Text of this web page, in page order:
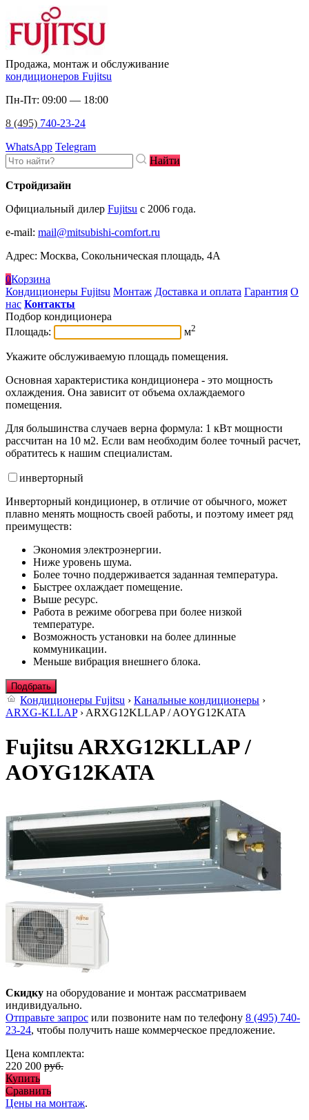
Продажа, монтаж и обслуживание
кондиционеров Fujitsu
Пн-Пт: 09:00 — 18:00
8 (495) 740-23-24
WhatsApp Telegram
Найти
Стройдизайн
Официальный дилер Fujitsu c 2006 года.
e-mail: mail@mitsubishi-comfort.ru
Адрес: Москва, Сокольническая площадь, 4А
0Корзина
Кондиционеры Fujitsu Монтаж Доставка и оплата Гарантия О
нас Контакты
Подбор кондиционера
Площадь:
м2
Укажите обслуживаемую площадь помещения.
Основная характеристика кондиционера - это мощность
охлаждения. Она зависит от объема охлаждаемого
помещения.
Для большинства случаев верна формула: 1 кВт мощности
рассчитан на 10 м2. Если вам необходим более точный расчет,
обратитесь к нашим специалистам.
инверторный
Инверторный кондиционер, в отличие от обычного, может
плавно менять мощность своей работы, и поэтому имеет ряд
преимуществ:
Экономия электроэнергии.
Ниже уровень шума.
Более точно поддерживается заданная температура.
Быстрее охлаждает помещение.
Выше ресурс.
Работа в режиме обогрева при более низкой
температуре.
Возможность установки на более длинные
коммуникации.
Меньше вибрация внешнего блока.
Подбрать
Кондиционеры Fujitsu › Канальные кондиционеры ›
ARXG-KLLAP› ARXG12KLLAP / AOYG12KATA
Fujitsu ARXG12KLLAP /
AOYG12KATA
Скидку на оборудование и монтаж рассматриваем
индивидуально.
Отправьте запрос или позвоните нам по телефону 8 (495) 740-
23-24, чтобы получить наше коммерческое предложение.
Цена комплекта:
220 200 руб.
Купить
Сравнить
Цены на монтаж.